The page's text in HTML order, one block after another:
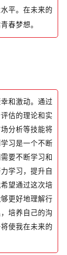
平。在未来的
春梦想。
和激动。通过
估的理论和实
分析等技能将
习是一个不断
要不断学习和
学习，提升自
望通过这次培
更好地理解行
培养自己的沟
使我在未来的